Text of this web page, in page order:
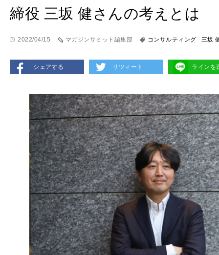
締役 三坂 健さんの考えとは
2022/04/15 マガジンサミット編集部 コンサルティング 三坂
シェアする リツィート ラインを